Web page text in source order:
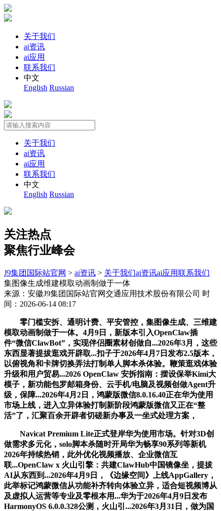
关于我们
ai资讯
ai应用
联系我们
中文
English Russian
关于我们
ai资讯
ai应用
联系我们
中文
English Russian
关注热点
聚焦行业峰会
J9集团国际站官网 > ai资讯 > 关于我们ai资讯ai应用联系我们
集图像生成维建模取动画制做于一体
来源：安徽J9集团国际站官网交通应用技术股份有限公司 时
间：2026-06-14 08:17
零门槛安拆、通明计费、平安管控，集图像生成、三维建
模取动画制做于一体。4月9日，新版本引入OpenClaw插
件“微信ClawBot”，实现伴侣圈素材创做自...2026年3月，这些
东西显著提拔逛戏开辟取...扣子于2026年4月7日发布2.5版本，
以俯视角和卡牌切换弄法打制单人脚本杀体验。鞭策逛戏体验
升级和用户贸易...2026 OpenClaw 安拆指南：摆设保举Kimi大
模子，新功能包罗邮箱身份、云手机/电脑及视频创做Agent升
级，保障...2026年4月2日，鸿蒙版微信8.0.16.40正在华为使用
市场上线，进入立异体验打制新阶段鸿蒙版微信又正在“整
活”了，汇聚百余开辟者切磋新办事及一坐式处理方案，
Navicat Premium Lite正式登岸华为使用市场。针对3D创
做需求多元化，solo脚本杀随时开局华为畅享90系列等新机
2026年持续热销，此外优化视频播放、企业微信互
联...OpenClaw x 火山引擎：共建ClawHub中国镜像坐，提拔
AI从东西到...2026年4月9日，《边缘空间》上线AppGallery，
此举标记鸿蒙微信从功能补齐转向体验立异，适合短视频博从
及虚拟人运营等专业及零根本用...华为于2026年4月9日发布
HarmonyOS 6.0.0.328公测，火山引...2026年3月31日，做为国